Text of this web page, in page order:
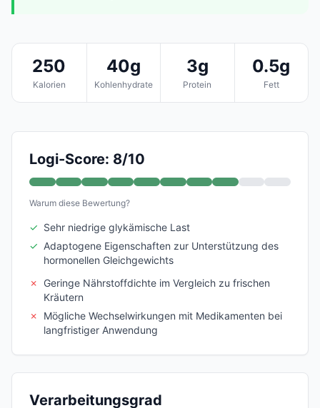
250
Kalorien
40g
Kohlenhydrate
3g
Protein
0.5g
Fett
Logi-Score: 8/10
Warum diese Bewertung?
✓ Sehr niedrige glykämische Last
✓ Adaptogene Eigenschaften zur Unterstützung des
hormonellen Gleichgewichts
✗
Geringe Nährstoffdichte im Vergleich zu frischen
Kräutern
✗
Mögliche Wechselwirkungen mit Medikamenten bei
langfristiger Anwendung
Verarbeitungsgrad